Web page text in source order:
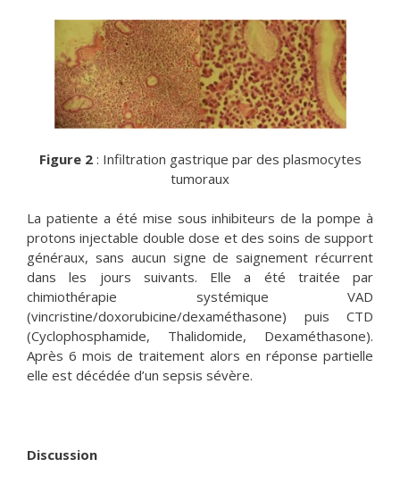
Figure 2: Infiltration gastrique par des plasmocytes
tumoraux
La patiente a été mise sous inhibiteurs de la pompe à
protons injectable double dose et des soins de support
généraux, sans aucun signe de saignement récurrent
dans les jours suivants. Elle a été traitée par
chimiothérapie systémique VAD
(vincristine/doxorubicine/dexaméthasone) puis CTD
(Cyclophosphamide, Thalidomide, Dexaméthasone).
Après 6 mois de traitement alors en réponse partielle
elle est décédée d’un sepsis sévère.
Discussion